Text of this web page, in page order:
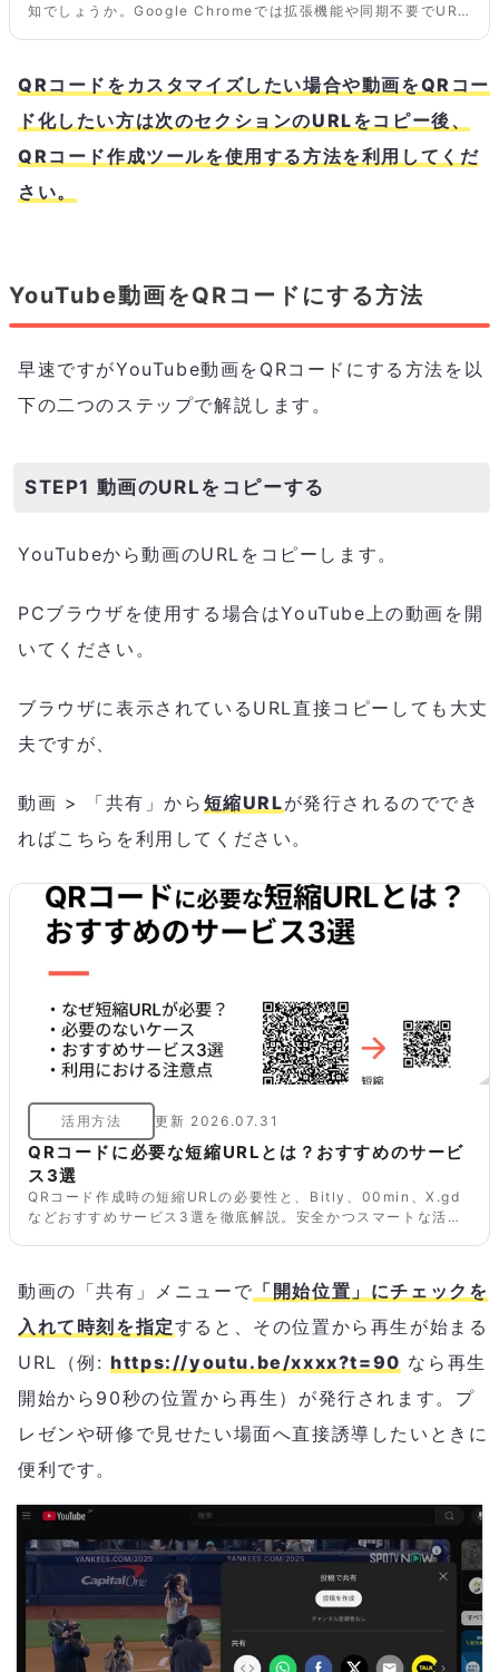
知でしょうか。Google Chromeでは拡張機能や同期不要でURL
QRコードをカスタマイズしたい場合や動画をQRコー
ド化したい方は次のセクションのURLをコピー後、
QRコード作成ツールを使用する方法を利用してくだ
さい。
YouTube動画をQRコードにする方法
早速ですがYouTube動画をQRコードにする方法を以
下の二つのステップで解説します。
STEP1 動画のURLをコピーする
YouTubeから動画のURLをコピーします。
PCブラウザを使用する場合はYouTube上の動画を開
いてください。
ブラウザに表示されているURL直接コピーしても大丈
夫ですが、
動画 > 「共有」から 短縮URLが発行されるのででき
ればこちらを利用してください。
活用方法 更新 2026.07.31
QRコードに必要な短縮URLとは？おすすめのサービ
ス3選
QRコード作成時の短縮URLの必要性と、Bitly、00min、X.gd
などおすすめサービス3選を徹底解説。安全かつスマートな活用
動画の「共有」メニューで 「開始位置」にチェックを
入れて時刻を指定すると、その位置から再生が始まる
URL（例:https://youtu.be/xxxx?t=90 なら再生
開始から90秒の位置から再生）が発行されます。プ
レゼンや研修で見せたい場面へ直接誘導したいときに
便利です。